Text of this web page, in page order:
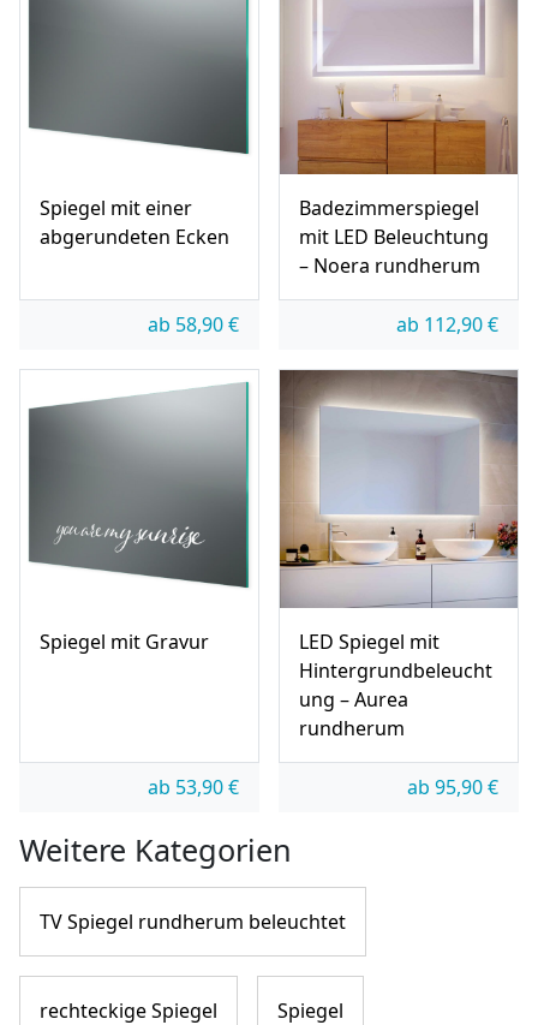
Spiegel mit einer
abgerundeten Ecken
ab 58,90€
Badezimmerspiegel
mit LED Beleuchtung
– Noera rundherum
ab 112,90€
Spiegel mit Gravur
ab 53,90€
LED Spiegel mit
Hintergrundbeleucht
ung – Aurea
rundherum
ab 95,90€
Weitere Kategorien
TV Spiegel rundherum beleuchtet
rechteckige Spiegel Spiegel